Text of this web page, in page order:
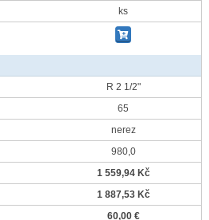
ks
R 2 1/2"
65
nerez
980,0
1 559,94 Kč
1 887,53 Kč
60,00 €